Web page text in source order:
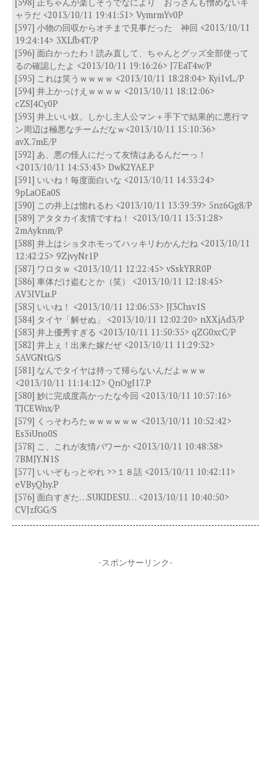
ャラだ <2013/10/11 19:41:51> VymrmYv0P
[597] 小物の回収からオチまで見事だった 神回 <2013/10/11
19:24:14> 3XLfb4T/P
[596] 面白かったわ！読み直して、ちゃんとグッズ全部使って
るの確認したよ <2013/10/11 19:16:26> J7EaT4w/P
[595] これは笑うｗｗｗｗ <2013/10/11 18:28:04> Kyi1vL./P
[594] 井上かっけえｗｗｗｗ <2013/10/11 18:12:06>
cZSJ4Cy0P
[593] 井上いい奴。しかし主人公マン＋手下で結果的に悪行マ
ン周辺は極悪なチームだなｗ<2013/10/11 15:10:36>
avX.7mE/P
[592] あ、悪の怪人にだって友情はあるんだーっ！
<2013/10/11 14:53:43> DwK2YAE.P
[591] いいね！毎度面白いな <2013/10/11 14:33:24>
9pLaOEa0S
[590] この井上は惚れるわ <2013/10/11 13:39:39> 5nz6Gg8/P
[589] アタタカイ友情ですね！ <2013/10/11 13:31:28>
2mAyknm/P
[588] 井上はショタホモってハッキリわかんだね <2013/10/11
12:42:25> 9ZjvyNr1P
[587] ワロタｗ <2013/10/11 12:22:45> vSskYRR0P
[586] 車体だけ盗むとか（笑） <2013/10/11 12:18:45>
AV3IVLu.P
[585] いいね！ <2013/10/11 12:06:53> JJ3Chsv1S
[584] タイヤ「解せぬ」 <2013/10/11 12:02:20> nXXjAd3/P
[583] 井上優秀すぎる <2013/10/11 11:50:35> qZG0xcC/P
[582] 井上ぇ！出来た嫁だぜ <2013/10/11 11:29:32>
5AVGNtG/S
[581] なんでタイヤは持って帰らないんだよｗｗｗ
<2013/10/11 11:14:12> QnOgI17.P
[580] 妙に完成度高かったな今回 <2013/10/11 10:57:16>
TJCEWnx/P
[579] くっそわろたｗｗｗｗｗｗ <2013/10/11 10:52:42>
Es3iUno0S
[578] こ、これが友情パワーか <2013/10/11 10:48:38>
7BMJY.N1S
[577] いいぞもっとやれ >>１８話 <2013/10/11 10:42:11>
eVByQhy.P
[576] 面白すぎた…SUKIDESU… <2013/10/11 10:40:50>
CVJzfGG/S
-スポンサーリンク-